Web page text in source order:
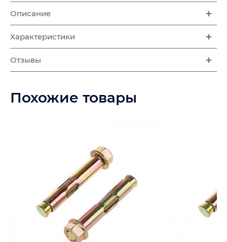
Описание
Характеристики
Отзывы
Похожие товары